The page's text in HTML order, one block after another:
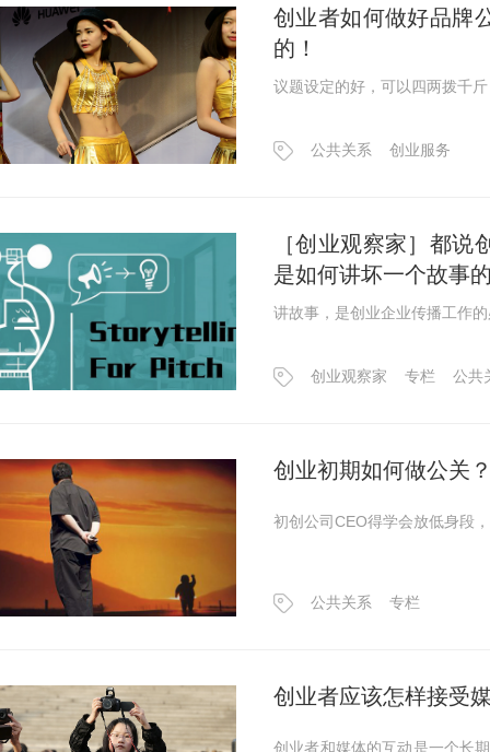
创业者如何做好品牌
的！
议题设定的好，可以四两拨千
公共关系 创业服务
［创业观察家］都
是如何讲坏一个故事
讲故事，是创业企业传播工作
创业观察家 专栏 公共
创业初期如何做公关
初创公司CEO得学会放低身段
公共关系 专栏
创业者应该怎样接受
创业者和媒体的互动是一个长